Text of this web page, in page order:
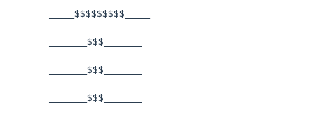
______$$$$$$$$$______
_________$$$_________
_________$$$_________
_________$$$_________